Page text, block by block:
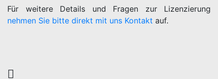
Für weitere Details und Fragen zur Lizenzierung
nehmen Sie bitte direkt mit uns Kontakt auf.